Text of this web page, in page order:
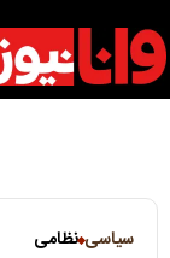
سیاسی نظامی